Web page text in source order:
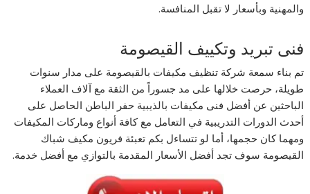
والمهنية وبأسعار لا تقبل المنافسة.
فنى تبريد وتكييف القيصومة
تم بناء سمعة شركة تنظيف مكيفات بالقيصومة على مدار سنوات
طويلة، حرصت خلالها على مد جسوراً من الثقة مع آلاف العملاء
الباحثين عن أفضل فنى مكيفات بالذيبية حفر الباطن الحاصل على
أحدث الدورات التدريبية في التعامل مع كافة أنواع وماركات المكيفات
ومهما كان حجمها، أما لو تتساءل بكم تعبئة فريون مكيف شباك
القيصومة سوف تجد أفضل الأسعار المقدمة بالتوازي مع أفضل خدمة.